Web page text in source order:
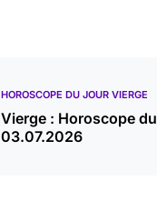
HOROSCOPE DU JOUR VIERGE
Vierge : Horoscope du
03.07.2026